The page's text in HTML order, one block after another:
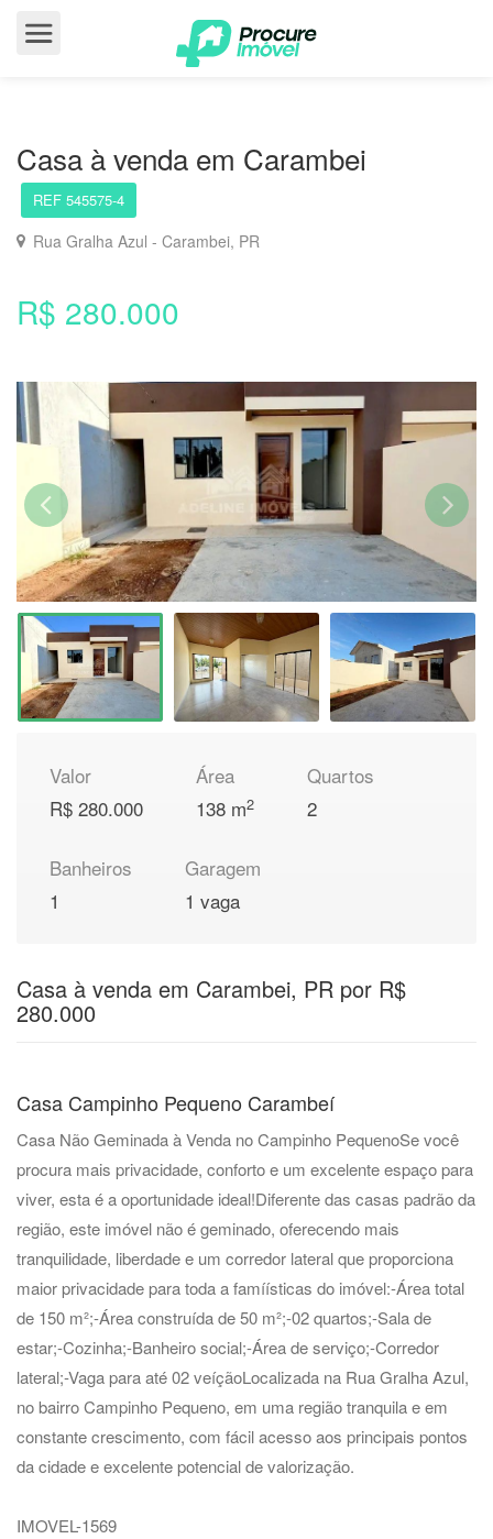
Casa à venda em Carambei
REF 545575-4
Rua Gralha Azul - Carambei, PR
R$ 280.000
Valor
R$ 280.000
Área
138 m2
Quartos
2
Banheiros
1
Garagem
1 vaga
Casa à venda em Carambei, PR por R$
280.000
Casa Campinho Pequeno Carambeí
Casa Não Geminada à Venda no Campinho PequenoSe você
procura mais privacidade, conforto e um excelente espaço para
viver, esta é a oportunidade ideal!Diferente das casas padrão da
região, este imóvel não é geminado, oferecendo mais
tranquilidade, liberdade e um corredor lateral que proporciona
maior privacidade para toda a famíísticas do imóvel:-Área total
de 150 m²;-Área construída de 50 m²;-02 quartos;-Sala de
estar;-Cozinha;-Banheiro social;-Área de serviço;-Corredor
lateral;-Vaga para até 02 veíçãoLocalizada na Rua Gralha Azul,
no bairro Campinho Pequeno, em uma região tranquila e em
constante crescimento, com fácil acesso aos principais pontos
da cidade e excelente potencial de valorização.
IMOVEL-1569